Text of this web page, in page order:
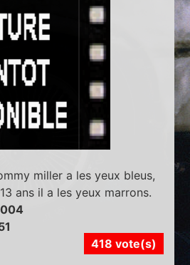
miller a les yeux bleus,
ans il a les yeux marrons.
418 vote(s)